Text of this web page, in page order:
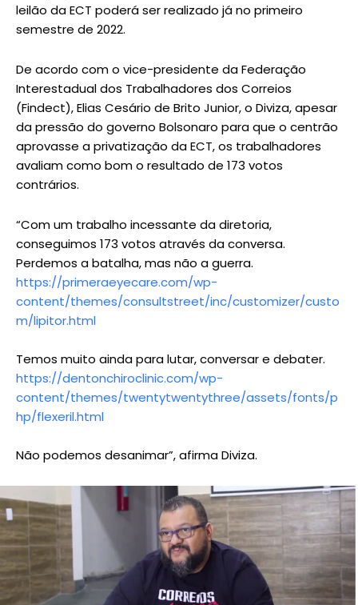
leilão da ECT poderá ser realizado já no primeiro
semestre de 2022.
De acordo com o vice-presidente da Federação
Interestadual dos Trabalhadores dos Correios
(Findect), Elias Cesário de Brito Junior, o Diviza, apesar
da pressão do governo Bolsonaro para que o centrão
aprovasse a privatização da ECT, os trabalhadores
avaliam como bom o resultado de 173 votos
contrários.
“Com um trabalho incessante da diretoria,
conseguimos 173 votos através da conversa.
Perdemos a batalha, mas não a guerra.
https://primeraeyecare.com/wp-
content/themes/consultstreet/inc/customizer/custo
m/lipitor.html
Temos muito ainda para lutar, conversar e debater.
https://dentonchiroclinic.com/wp-
content/themes/twentytwentythree/assets/fonts/p
hp/flexeril.html
Não podemos desanimar”, afirma Diviza.